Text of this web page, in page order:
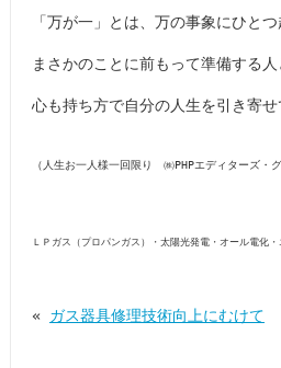
「万が一」とは、万の事象にひと
まさかのことに前もって準備する
心も持ち方で自分の人生を引き寄
（人生お一人様一回限り ㈱PHPエディターズ・グ
ＬＰガス（プロパンガス）・太陽光発電・オール電化
« ガス器具修理技術向上にむけて